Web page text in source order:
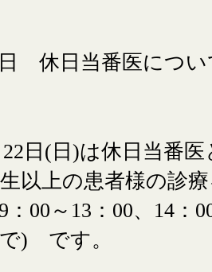
日 休日当番医につい
日(日)は休日当番
以上の患者様の診
00～13：00、14：
) です。